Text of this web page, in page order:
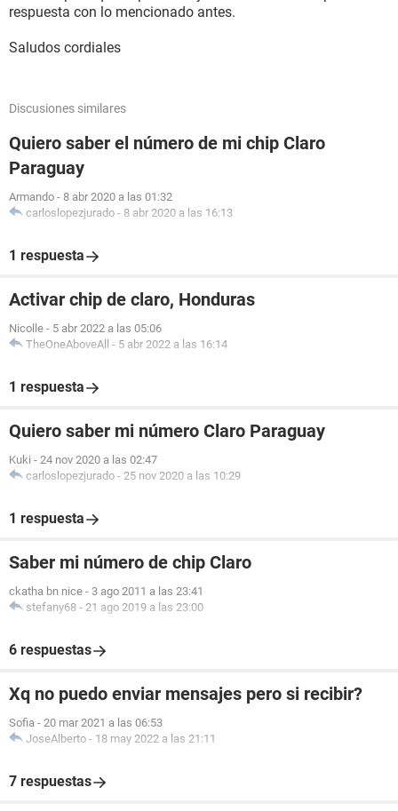
respuesta con lo mencionado antes.
Saludos cordiales
Discusiones similares
Quiero saber el número de mi chip Claro
Paraguay
Armando - 8 abr 2020 a las 01:32
carloslopezjurado - 8 abr 2020 a las 16:13
1 respuesta
Activar chip de claro, Honduras
Nicolle - 5 abr 2022 a las 05:06
TheOneAboveAll - 5 abr 2022 a las 16:14
1 respuesta
Quiero saber mi número Claro Paraguay
Kuki - 24 nov 2020 a las 02:47
carloslopezjurado - 25 nov 2020 a las 10:29
1 respuesta
Saber mi número de chip Claro
ckatha bn nice - 3 ago 2011 a las 23:41
stefany68 - 21 ago 2019 a las 23:00
6 respuestas
Xq no puedo enviar mensajes pero si recibir?
Sofia - 20 mar 2021 a las 06:53
JoseAlberto - 18 may 2022 a las 21:11
7 respuestas